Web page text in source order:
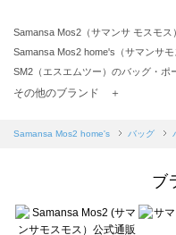
Samansa Mos2（サマンサ モスモ
Samansa Mos2 home's（サマンサ
SM2（エスエムツー）のバッグ・ポ
Samansa Mos2 blue（サマンサモス
sō4ū（ソウフォーユー）のバッグ・
Te chichi（テチチ）のバッグ・ポー
Te chichi CLASSIC（テチチ クラシ
その他のブランド ＋
Samansa Mos2 home's バッグ
ブ